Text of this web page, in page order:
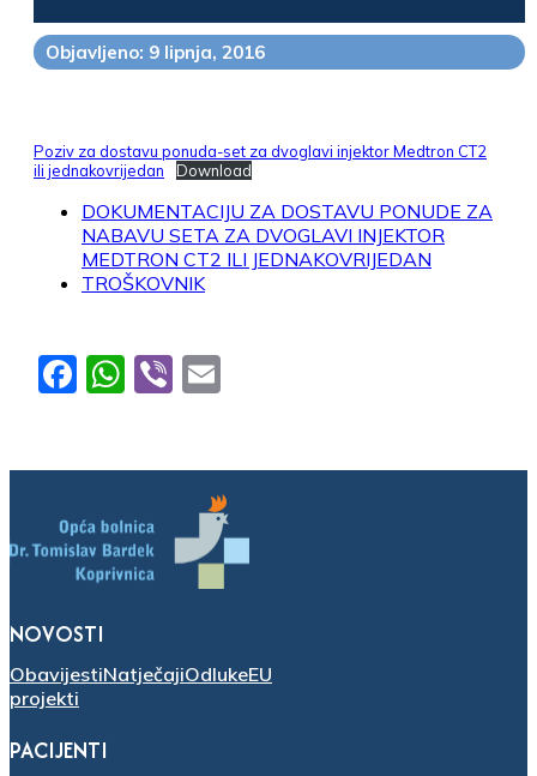
Objavljeno: 9 lipnja, 2016
Poziv za dostavu ponuda-set za dvoglavi injektor Medtron CT2
ili jednakovrijedan
Download
DOKUMENTACIJU ZA DOSTAVU PONUDE ZA
NABAVU SETA ZA DVOGLAVI INJEKTOR
MEDTRON CT2 ILI JEDNAKOVRIJEDAN
TROŠKOVNIK
Facebook
WhatsApp
Viber
NOVOSTI
ObavijestiNatječajiOdlukeEU
projekti
PACIJENTI